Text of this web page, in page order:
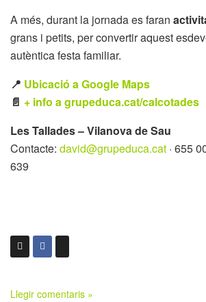
A més, durant la jornada es faran
grans i petits, per convertir aquest
autèntica festa familiar.
📍 Ubicació a Google Maps
📄 + info a grupeduca.cat/calcotades
Les Tallades – Vilanova de Sau
Contacte: david@grupeduca.cat · 655
639
Llegir comentaris »